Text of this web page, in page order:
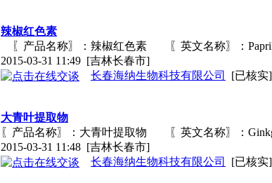
辣椒红色素
〖产品名称〗：辣椒红色素 〖英文名称〗：
2015-03-31 11:49 [吉林长春市]
长春海纳生物科技有限公司
[已核实]
大青叶提取物
〖产品名称〗：大青叶提取物 〖英文名称〗：
2015-03-31 11:48 [吉林长春市]
长春海纳生物科技有限公司
[已核实]